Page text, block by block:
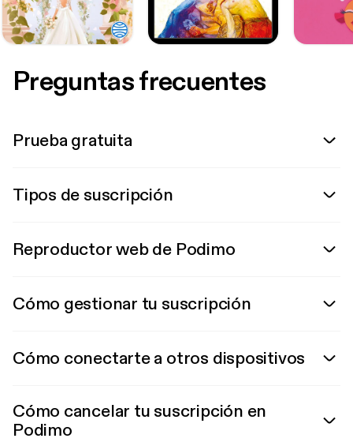
Preguntas frecuentes
Prueba gratuita
Tipos de suscripción
Reproductor web de Podimo
Cómo gestionar tu suscripción
Cómo conectarte a otros dispositivos
Cómo cancelar tu suscripción en
Podimo